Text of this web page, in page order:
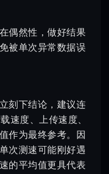
偶然性，做好结果
被单次异常数据误
刻下结论，建议连
速度、上传速度、
作为最终参考。因
次测速可能刚好遇
的平均值更具代表